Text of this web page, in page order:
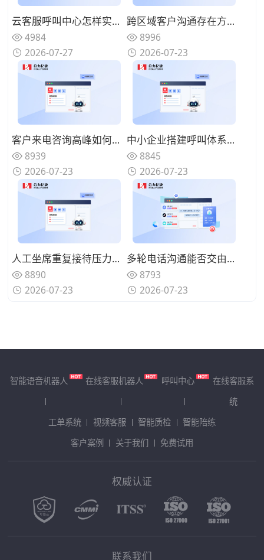
云客服呼叫中心怎样实现夜间无人值守服务？智能语音机器人承接基础问询
4984
2026-07-27
跨区域客户沟通存在方言障碍，具备方言识别的AI语音机器人怎么选择？
8996
2026-07-23
客户来电咨询高峰如何分流疏导，AI语音机器人可以承接哪些咨询业务？
8939
2026-07-23
中小企业搭建呼叫体系怎样控制投入？轻量化AI语音机器人该如何部署？
8845
2026-07-23
人工坐席重复接待压力如何缓解？AI语音机器人如何构建人机协同体系？
8890
2026-07-23
多轮电话沟通能否交由系统完成？优质AI语音机器人具备哪些特征？
8793
2026-07-23
智能语音机器人 在线客服机器人 呼叫中心
在线客服系
统
工单系统
视频客服 智能质检
智能陪练
客户案例
关于我们 免费试用
权威认证
联系我们